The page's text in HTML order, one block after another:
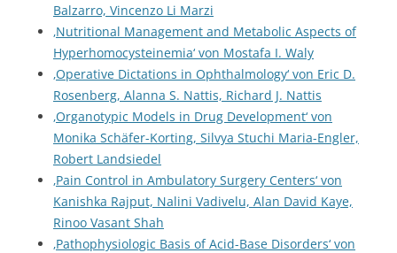
Balzarro, Vincenzo Li Marzi
‚Nutritional Management and Metabolic Aspects of
Hyperhomocysteinemia‘ von Mostafa I. Waly
‚Operative Dictations in Ophthalmology‘ von Eric D.
Rosenberg, Alanna S. Nattis, Richard J. Nattis
‚Organotypic Models in Drug Development‘ von
Monika Schäfer-Korting, Silvya Stuchi Maria-Engler,
Robert Landsiedel
‚Pain Control in Ambulatory Surgery Centers‘ von
Kanishka Rajput, Nalini Vadivelu, Alan David Kaye,
Rinoo Vasant Shah
‚Pathophysiologic Basis of Acid-Base Disorders‘ von